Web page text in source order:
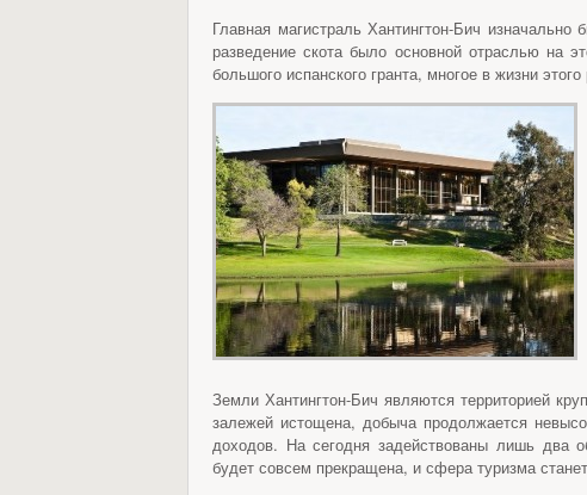
Главная магистраль Хантингтон-Бич
разведение скота было основной отраслью на
большого испанского гранта, многое в жизни
Земли Хантингтон-Бич являются территорией
залежей истощена, добыча продолжается
доходов. На сегодня задействованы лишь два
будет совсем прекращена, и сфера туризма